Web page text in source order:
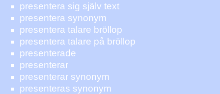
presentera sig själv text
presentera synonym
presentera talare bröllop
presentera talare på bröllop
presenterade
presenterar
presenterar synonym
presenteras synonym